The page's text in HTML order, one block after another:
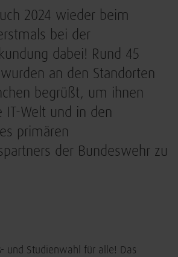
2024 wieder beim
bei der
dabei! Rund 45
an den Standorten
begrüßt, um ihnen
IT-Welt und in den
primären
der Bundeswehr zu
und Studienwahl für alle! Das